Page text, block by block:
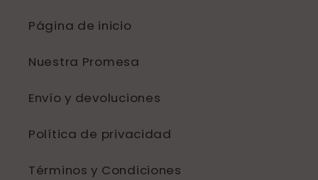
Página de inicio
Nuestra Promesa
Envío y devoluciones
Política de privacidad
Términos y Condiciones